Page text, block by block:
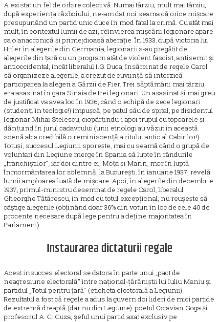
A existat un fel de orbire colectivă. Numai târziu, mult mai târziu,
după experiența războiului, ne-am dat noi seama că orice mișcare
presupunând un partid unic duce în mod fatal la crimă. Cu atât mai
mult, în contextul lumii de azi, reînvierea mișcării legionare apare
ca o anacronică și primejdioasă aberație. În 1933, după victoria lui
Hitler în alegerile din Germania, legionarii s-au pregătit de
alegerile din țară cu un program atât de violent fascist, antisemit și
antioccidental, încât liberalul I.G. Duca, însărcinat de regele Carol
să organizeze alegerile, a crezut de cuviință să interzică
participarea la alegeri a Gărzii de Fier. Trei săptămâni mai târziu
era asasinat în gara Sinaia de trei legionari. Un asasinat și mai greu
de justificat va avea loc în 1936, când o echipă de zece legionari
(studenți în teologie!) împușcă, pe patul său de spital, pe disidentul
legionar Mihai Stelescu, ciopârțindu-i apoi trupul cu topoarele și
dănțuind în jurul cadavrului (unii etnologi au văzut în această
scenă abia credibilă o reminiscență a ritului antic al Cabirilor!).
Totuși, succesul Legiunii sporește, mai cu seamă când o grupă de
voluntari din Legiune merge în Spania să lupte în rândurile
„franchiștilor", iar doi dintre ei, Moța și Marin, mor în luptă.
Înmormântarea lor solemnă, la București, în ianuarie 1937, revelă
lumii amploarea luată de mișcare. Apoi, în alegerile din decembrie
1937, primul-ministru desemnat de regele Carol, liberalul
Gheorghe Tătărescu, în mod cu totul excepțional, nu reușește să
câștige alegerile (obținând doar 36% din voturi în loc de cele 40 de
procente necesare după lege pentru a deține majoritatea în
Parlament).
Instaurarea dictaturii regale
Acest insucces electoral se datora în parte unui „pact de
neagresiune electorală" între național-țărăniștii lui Iuliu Maniu și
partidul „Totul pentru țară" (eticheta electorală a Legiunii).
Rezultatul a fost că regele a adus la guvern doi lideri de mici partide
de extremă dreaptă (dar nu din Legiune): poetul Octavian Goga și
profesorul A. C. Cuza, șeful unui partid axat exclusiv pe